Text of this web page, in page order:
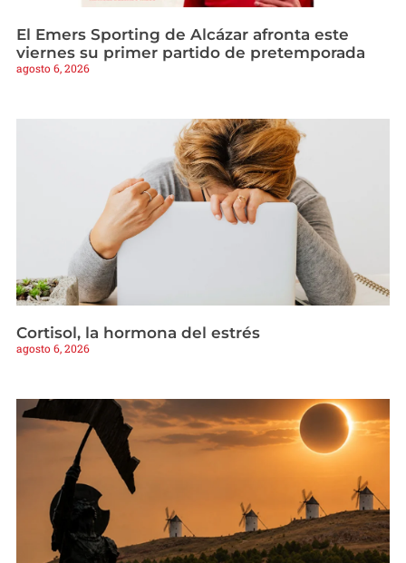
El Emers Sporting de Alcázar afronta este
viernes su primer partido de pretemporada
agosto 6, 2026
Cortisol, la hormona del estrés
agosto 6, 2026